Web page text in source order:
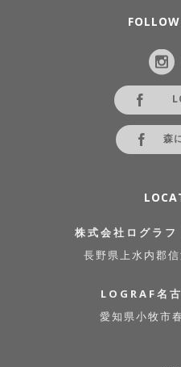
森
株式会社ログラ
長野県上水内郡
LOGRAF名
愛知県小牧市